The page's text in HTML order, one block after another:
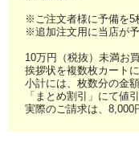
※ご注文者様に予備を5
※追加注文用に当店が
10万円（税抜）未満お
挨拶状を複数枚カート
小計には、枚数分の金
「まとめ割引」にて値
実際のご請求は、8,000